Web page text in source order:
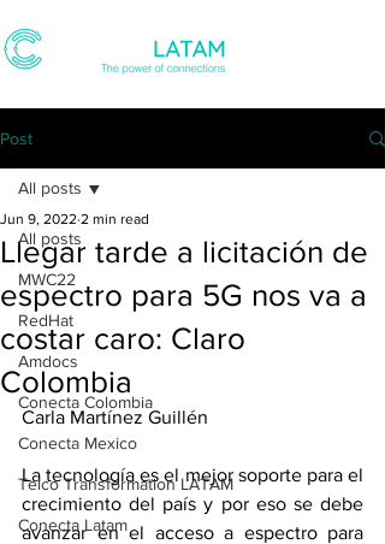
Post
All posts
MWC22
RedHat
Amdocs
Conecta Colombia
Conecta Mexico
Telco Transformation LATAM
Conecta Latam
All posts
Llegar tarde a licitación de
espectro para 5G nos va a
costar caro: Claro
Colombia
Jun 9, 2022 2 min read
Carla Martínez Guillén
La tecnología es el mejor soporte para el
crecimiento del país y por eso se debe
avanzar en el acceso a espectro para